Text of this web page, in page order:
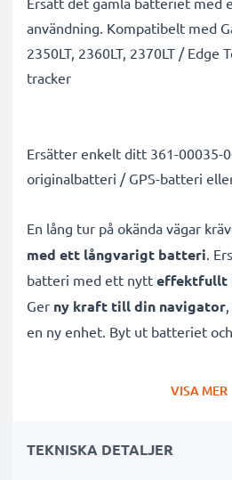
användning. Kompatibelt med
2350LT, 2360LT, 2370LT / Edge
tracker
Ersätter enkelt ditt 361-00035-
originalbatteri / GPS-batteri
En lång tur på okända vägar
med ett långvarigt batteri.
batteri med ett nytt effektfullt
Ger ny kraft till din navigator
en ny enhet. Byt ut batteriet och
Navigatorbatteri för nüvi
behöver mer laddning till
VISA MER
TEKNISKA DETALJER